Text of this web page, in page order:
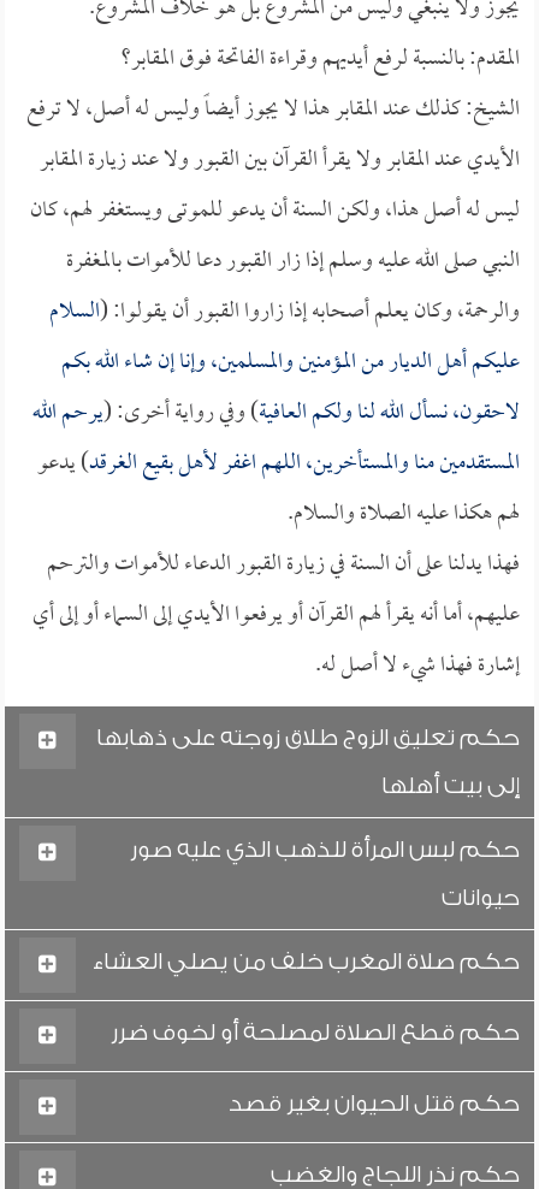
المقدم: بالنسبة لرفع أيديهم وقراءة الفاتحة فوق المقابر؟
الشيخ: كذلك عند المقابر هذا لا يجوز أيضاً وليس له أصل، لا ترفع
الأيدي عند المقابر ولا يقرأ القرآن بين القبور ولا عند زيارة المقابر
ليس له أصل هذا، ولكن السنة أن يدعو للموتى ويستغفر لهم، كان
النبي صلى الله عليه وسلم إذا زار القبور دعا للأموات بالمغفرة
والرحمة، وكان يعلم أصحابه إذا زاروا القبور أن يقولوا: (السلام
عليكم أهل الديار من المؤمنين والمسلمين، وإنا إن شاء الله بكم
لاحقون، نسأل الله لنا ولكم العافية) وفي رواية أخرى: (يرحم الله
المستقدمين منا والمستأخرين، اللهم اغفر لأهل بقيع الغرقد) يدعو
لهم هكذا عليه الصلاة والسلام.
فهذا يدلنا على أن السنة في زيارة القبور الدعاء للأموات والترحم
عليهم، أما أنه يقرأ لهم القرآن أو يرفعوا الأيدي إلى السماء أو إلى أي
إشارة فهذا شيء لا أصل له.
حكم تعليق الزوج طلاق زوجته على ذهابها
إلى بيت أهلها
حكم لبس المرأة للذهب الذي عليه صور
حيوانات
حكم صلاة المغرب خلف من يصلي العشاء
حكم قطع الصلاة لمصلحة أو لخوف ضرر
حكم قتل الحيوان بغير قصد
حكم نذر اللجاج والغضب